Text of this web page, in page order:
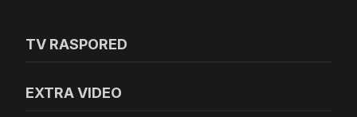
TV RASPORED
EXTRA VIDEO